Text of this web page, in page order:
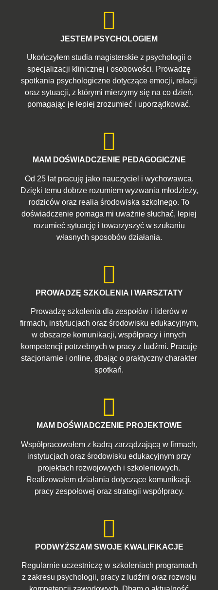
JESTEM PSYCHOLOGIEM
Ukończyłem studia magisterskie z psychologii o
specjalizacji klinicznej i osobowości. Prowadzę
spotkania psychologiczne dotyczące emocji, relacji
oraz sytuacji, z którymi mierzymy się na co dzień,
pomagając je lepiej zrozumieć i uporządkować.
MAM DOŚWIADCZENIE PEDAGOGICZNE
Od 25 lat pracuję jako nauczyciel i wychowawca.
Dzięki temu dobrze rozumiem wyzwania młodzieży,
rodziców oraz realia środowiska szkolnego. To
doświadczenie pomaga mi uważnie słuchać, lepiej
rozumieć sytuację i towarzyszyć w szukaniu
własnych sposobów działania.
PROWADZĘ SZKOLENIA I WARSZTATY
Prowadzę szkolenia dla zespołów i liderów w
firmach, instytucjach oraz środowisku edukacyjnym,
w obszarze komunikacji, współpracy i innych
kompetencji potrzebnych w pracy z ludźmi. Pracuję
stacjonarnie i online, dbając o praktyczny charakter
spotkań.
MAM DOŚWIADCZENIE PROJEKTOWE
Współpracowałem z kadrą zarządzającą w firmach,
instytucjach oraz środowisku edukacyjnym przy
projektach rozwojowych i szkoleniowych.
Realizowałem działania dotyczące komunikacji,
pracy zespołowej oraz strategii współpracy.
PODWYŻSZAM SWOJE KWALIFIKACJE
Regularnie uczestniczę w szkoleniach programach
z zakresu psychologii, pracy z ludźmi oraz rozwoju